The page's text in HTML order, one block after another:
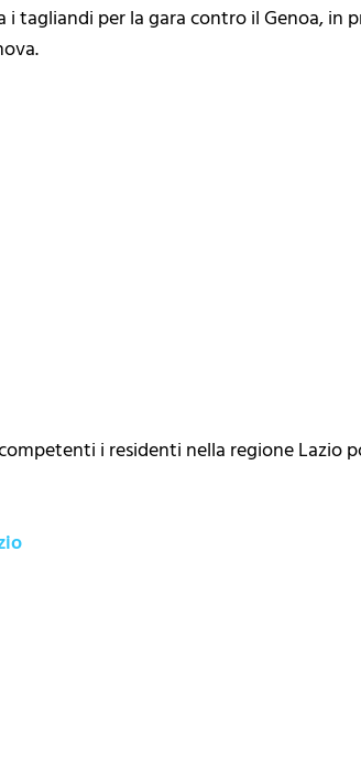
i tagliandi per la gara contro il Genoa,
i residenti nella regione Lazio